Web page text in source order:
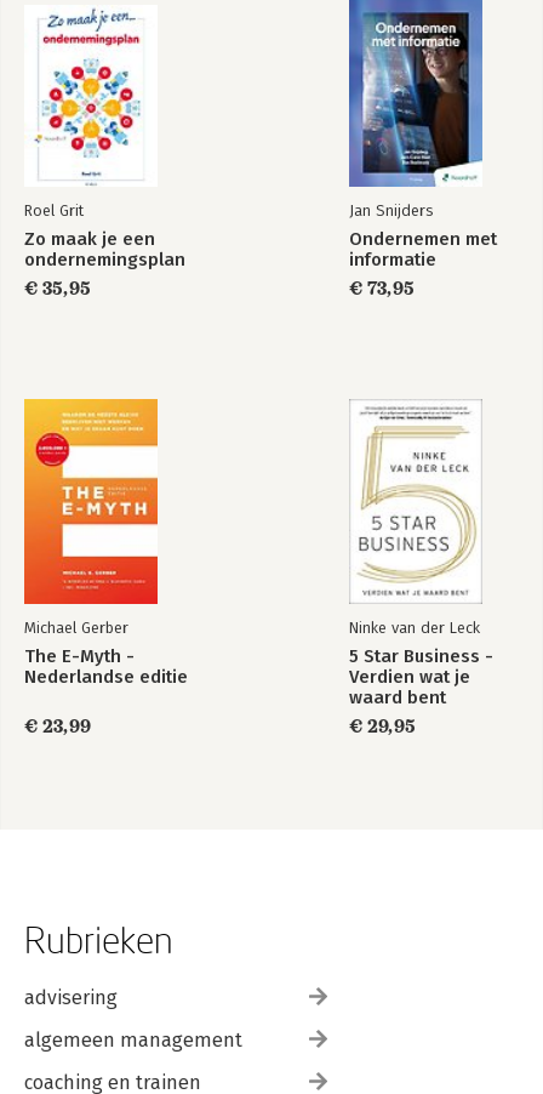
Roel Grit
Zo maak je een
ondernemingsplan
€ 35,95
Jan Snijders
Ondernemen met
informatie
€ 73,95
Michael Gerber
The E-Myth -
Nederlandse editie
€ 23,99
Ninke van der Leck
5 Star Business -
Verdien wat je
waard bent
€ 29,95
Rubrieken
advisering
algemeen management
coaching en trainen